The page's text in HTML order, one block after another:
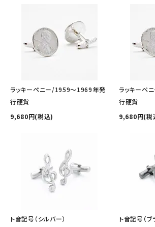
カフス相談室
お問い合わせ
ラッキーペニー/1959～1969年発
行硬貨
9,680円(税込)
ラッキーペ
行硬貨
9,680円(税
ト音記号（シルバー）
ト音記号（ブ